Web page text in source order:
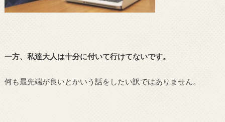
一方、私達大人は十分に付いて行けてないです。
何も最先端が良いとかいう話をしたい訳ではありません。